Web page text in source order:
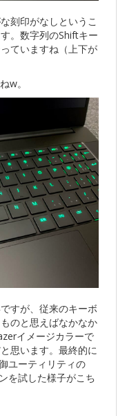
刻印がなしというこ
。数字列のShiftキー
ていますね（上下が
w。
すが、従来のキーボ
のと思えばなかなか
イメージカラーで
思います。最終的に
ユーティリティの
を試した様子がこち